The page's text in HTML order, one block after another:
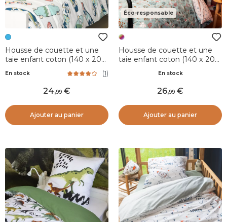
Housse de couette et une
taie enfant coton (140 x 200
En stock (1)
24,99
Ajouter au panier
Éco-responsable
Housse de couette et une
taie enfant coton (140 x 200
En stock
26,99
Ajouter au panier